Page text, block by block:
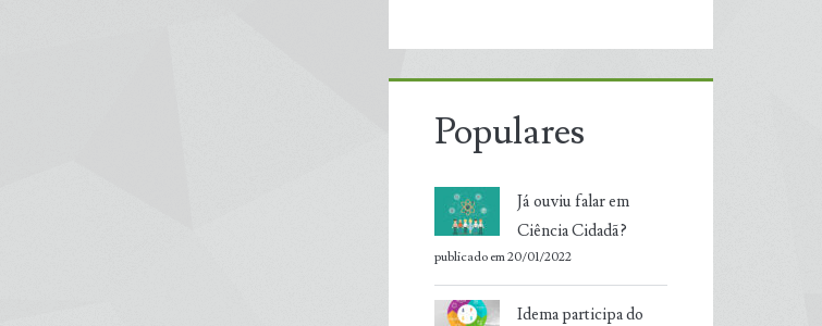
Populares
Já ouviu falar em
Ciência Cidadã?
publicado em 20/01/2022
Idema participa do